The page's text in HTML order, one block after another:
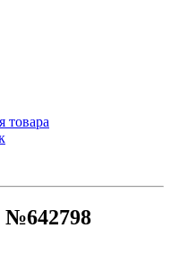
товара
№642798